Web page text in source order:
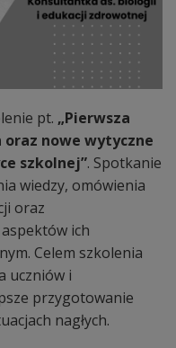
pt. „Pierwsza
oraz nowe wytyczne
szkolnej”. Spotkanie
wiedzy, omówienia
oraz
ich
Celem szkolenia
uczniów i
przygotowanie
nagłych.